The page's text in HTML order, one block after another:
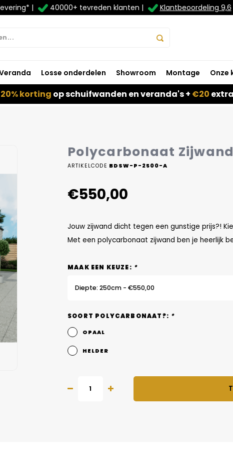
| 40000+ tevreden klanten | Klantbeoordeling 9,6
Losse onderdelen Showroom Montage Onze
20% korting op schuifwanden en veranda's + €20
Polycarbonaat
ARTIKELCODE BDSW-P-2500-A
€550,00
Jouw zijwand dicht tegen een gunstige prijs?!
Met een polycarbonaat zijwand ben je heerlijk
MAAK EEN KEUZE: *
Diepte: 250cm - €550,00
SOORT POLYCARBONAAT?: *
OPAAL
HELDER